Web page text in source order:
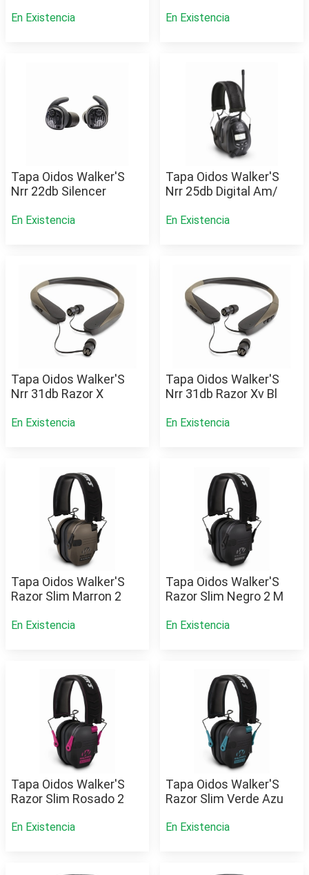
En Existencia En Existencia
Tapa Oidos Walker'S
Nrr 22db Silencer
En Existencia
Tapa Oidos Walker'S
Nrr 25db Digital Am/
En Existencia
Tapa Oidos Walker'S
Nrr 31db Razor X
En Existencia
Tapa Oidos Walker'S
Nrr 31db Razor Xv Bl
En Existencia
Tapa Oidos Walker'S
Razor Slim Marron 2
En Existencia
Tapa Oidos Walker'S
Razor Slim Negro 2 M
En Existencia
Tapa Oidos Walker'S
Razor Slim Rosado 2
En Existencia
Tapa Oidos Walker'S
Razor Slim Verde Azu
En Existencia